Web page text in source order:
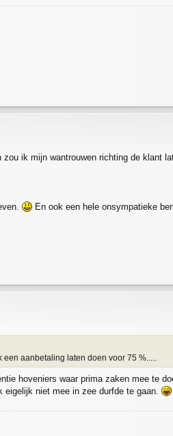
ik mijn wantrouwen richting de klant
En ook een hele onsympatieke
aanbetaling laten doen voor 75 %.....
hoveniers waar prima zaken mee te
niet mee in zee durfde te gaan.